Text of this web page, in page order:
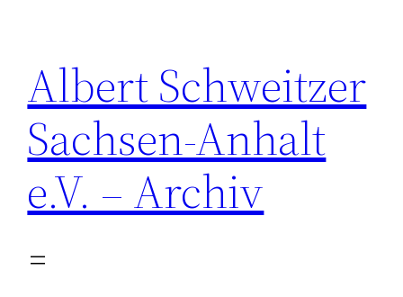
springen
Albert Schweitzer
Sachsen-Anhalt
e.V. – Archiv